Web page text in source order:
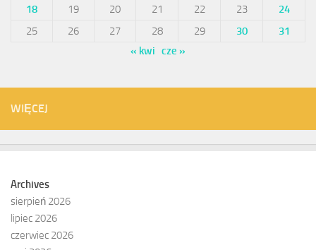
18
19 20 21 22 23
24
25
26 27 28 29 30
31
« kwi cze »
WIĘCEJ
Archives
sierpień 2026
lipiec 2026
czerwiec 2026